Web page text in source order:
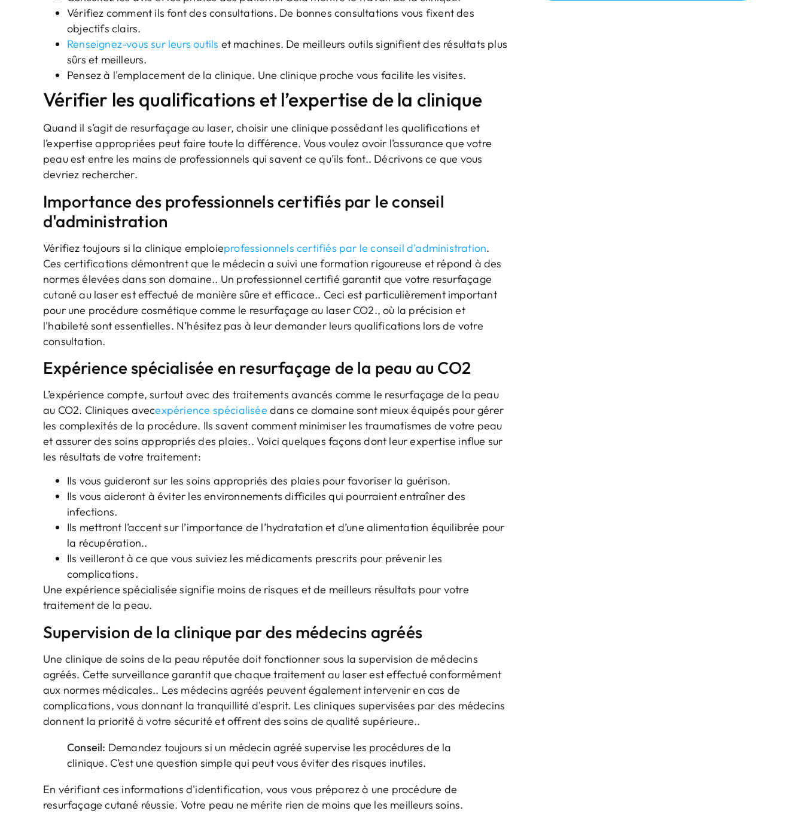
Vérifiez comment ils font des consultations. De bonnes consultations vous fixent des
objectifs clairs.
Renseignez-vous sur leurs outils et machines. De meilleurs outils signifient des résultats plus
sûrs et meilleurs.
Pensez à l'emplacement de la clinique. Une clinique proche vous facilite les visites.
Vérifier les qualifications et l’expertise de la clinique
Quand il s’agit de resurfaçage au laser, choisir une clinique possédant les qualifications et
l’expertise appropriées peut faire toute la différence. Vous voulez avoir l’assurance que votre
peau est entre les mains de professionnels qui savent ce qu’ils font.. Décrivons ce que vous
devriez rechercher.
Importance des professionnels certifiés par le conseil
d'administration
Vérifiez toujours si la clinique emploieprofessionnels certifiés par le conseil d'administration.
Ces certifications démontrent que le médecin a suivi une formation rigoureuse et répond à des
normes élevées dans son domaine.. Un professionnel certifié garantit que votre resurfaçage
cutané au laser est effectué de manière sûre et efficace.. Ceci est particulièrement important
pour une procédure cosmétique comme le resurfaçage au laser CO2., où la précision et
l'habileté sont essentielles. N’hésitez pas à leur demander leurs qualifications lors de votre
consultation.
Expérience spécialisée en resurfaçage de la peau au CO2
L’expérience compte, surtout avec des traitements avancés comme le resurfaçage de la peau
au CO2. Cliniques avecexpérience spécialisée dans ce domaine sont mieux équipés pour gérer
les complexités de la procédure. Ils savent comment minimiser les traumatismes de votre peau
et assurer des soins appropriés des plaies.. Voici quelques façons dont leur expertise influe sur
les résultats de votre traitement:
Ils vous guideront sur les soins appropriés des plaies pour favoriser la guérison.
Ils vous aideront à éviter les environnements difficiles qui pourraient entraîner des
infections.
Ils mettront l’accent sur l’importance de l’hydratation et d’une alimentation équilibrée pour
la récupération..
Ils veilleront à ce que vous suiviez les médicaments prescrits pour prévenir les
complications.
Une expérience spécialisée signifie moins de risques et de meilleurs résultats pour votre
traitement de la peau.
Supervision de la clinique par des médecins agréés
Une clinique de soins de la peau réputée doit fonctionner sous la supervision de médecins
agréés. Cette surveillance garantit que chaque traitement au laser est effectué conformément
aux normes médicales.. Les médecins agréés peuvent également intervenir en cas de
complications, vous donnant la tranquillité d'esprit. Les cliniques supervisées par des médecins
donnent la priorité à votre sécurité et offrent des soins de qualité supérieure..
Conseil: Demandez toujours si un médecin agréé supervise les procédures de la
clinique. C’est une question simple qui peut vous éviter des risques inutiles.
En vérifiant ces informations d'identification, vous vous préparez à une procédure de
resurfaçage cutané réussie. Votre peau ne mérite rien de moins que les meilleurs soins.